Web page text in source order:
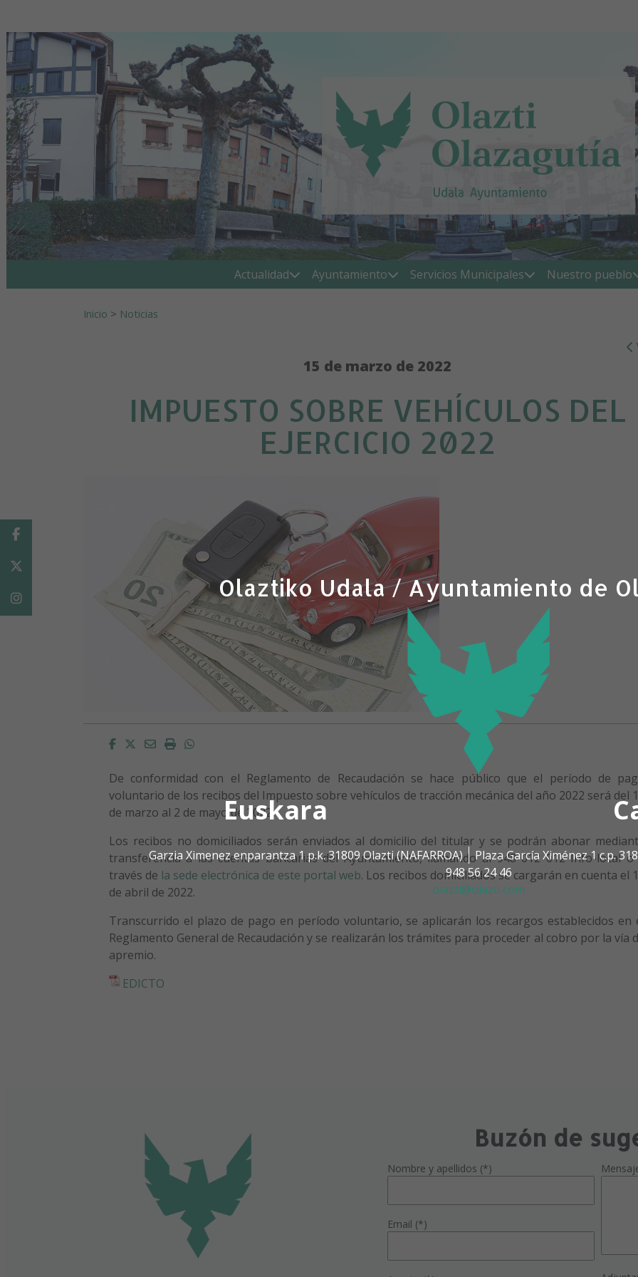
Olaztiko Udala / Ayuntamiento de
Euskara
Garzia Ximenez enparantza 1 p.k. 31809 Olazti (NAFARROA)
Plaza García Ximénez 1 c.p.
948 56 24 46
olazti@olazti.com
Actualidad Ayuntamiento Servicios Municipales Nuestro pueblo
Inicio > Noticias
15 de marzo de 2022
IMPUESTO SOBRE VEHÍCULOS DEL
EJERCICIO 2022
Facebook
Twitter
EmailImprimirWhatsapp
De conformidad con el Reglamento de Recaudación se hace público que el período de
voluntario de los recibos del Impuesto sobre vehículos de tracción mecánica del año 2022 será del
de marzo al 2 de mayo de 2022.
Los recibos no domiciliados serán enviados al domicilio del titular y se podrán abonar
transferencia a las cuentas bancarias del Ayuntamiento, llamando al 948 012 012 Info-local o
través de la sede electrónica de este portal web. Los recibos domiciliados se cargarán en cuenta el
de abril de 2022.
Transcurrido el plazo de pago en período voluntario, se aplicarán los recargos establecidos en
Reglamento General de Recaudación y se realizarán los trámites para proceder al cobro por la vía
apremio.
EDICTO
Facebook
Instagram
Buzón de
Nombre y apellidos (*)
Email (*)